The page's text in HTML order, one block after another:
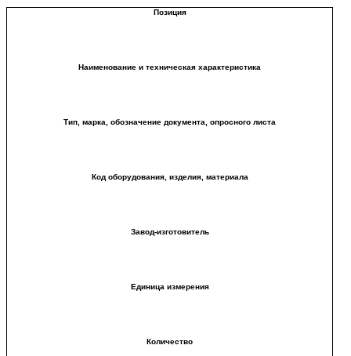
Позиция
Наименование и техническая характеристика
Тип, марка, обозначение документа, опросного листа
Код оборудования, изделия, материала
Завод-изготовитель
Единица измерения
Количество